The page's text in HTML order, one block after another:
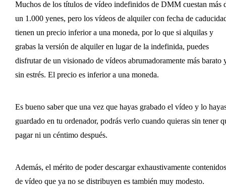
Muchos de los títulos de vídeo indefinidos de DMM cuestan más
un 1.000 yenes, pero los vídeos de alquiler con fecha de
tienen un precio inferior a una moneda, por lo que si alquilas y
grabas la versión de alquiler en lugar de la indefinida, puedes
disfrutar de un visionado de vídeos abrumadoramente más barato
sin estrés. El precio es inferior a una moneda.
Es bueno saber que una vez que hayas grabado el vídeo y lo
guardado en tu ordenador, podrás verlo cuando quieras sin tener
pagar ni un céntimo después.
Además, el mérito de poder descargar exhaustivamente contenidos
de vídeo que ya no se distribuyen es también muy modesto.